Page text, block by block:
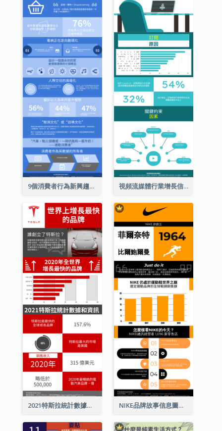
9個消費者行為新興趨勢信息圖表 視頻流媒體行業增長信息圖表
2021特斯拉統計數據和資訊信息圖表 NIKE品牌故事信息圖表